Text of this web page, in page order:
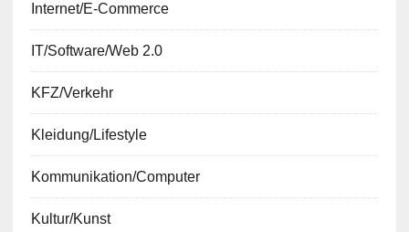
Internet/E-Commerce
IT/Software/Web 2.0
KFZ/Verkehr
Kleidung/Lifestyle
Kommunikation/Computer
Kultur/Kunst